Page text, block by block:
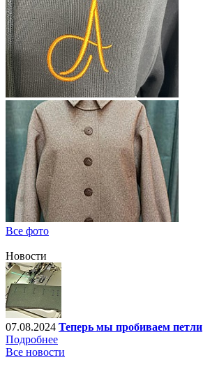
Все фото
Новости
07.08.2024 Теперь мы пробиваем петли
Подробнее
Все новости